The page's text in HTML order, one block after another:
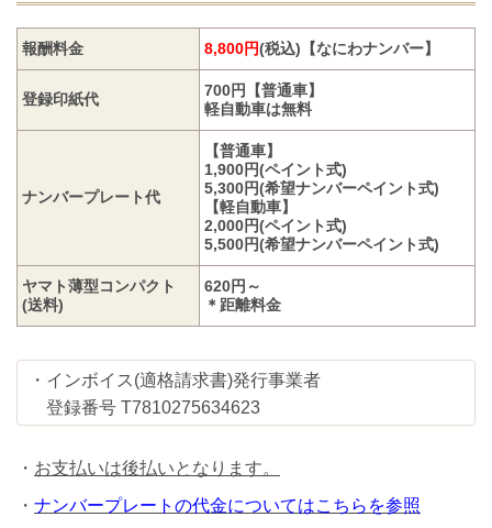
報酬料金 8,800円(税込)【なにわナンバー】
登録印紙代
700円【普通車】
軽自動車は無料
ナンバープレート代
【普通車】
1,900円(ペイント式)
5,300円(希望ナンバーペイント式)
【軽自動車】
2,000円(ペイント式)
5,500円(希望ナンバーペイント式)
ヤマト薄型コンパクト
(送料)
620円～
＊距離料金
・インボイス(適格請求書)発行事業者
登録番号 T7810275634623
・ お支払いは後払いとなります。
・ ナンバープレートの代金についてはこちらを参照